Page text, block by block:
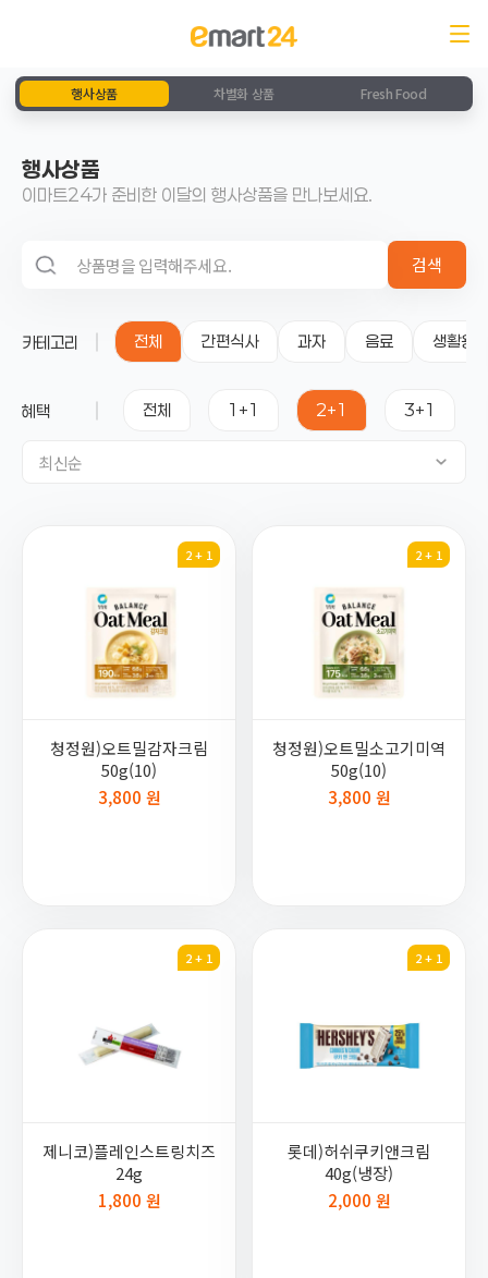
행사상품 차별화 상품 Fresh Food
행사상품
이마트24가 준비한 이달의 행사상품을 만나보세요.
검색 영역
검색
카테고리 전체 간편식사 과자 음료 생활용품
혜택 전체 1+1 2+1 3+1
최신순
2 + 1
청정원)오트밀감자크림
50g(10)
3,800 원
2 + 1
청정원)오트밀소고기미역
50g(10)
3,800 원
2 + 1
제니코)플레인스트링치즈
24g
1,800 원
2 + 1
롯데)허쉬쿠키앤크림
40g(냉장)
2,000 원